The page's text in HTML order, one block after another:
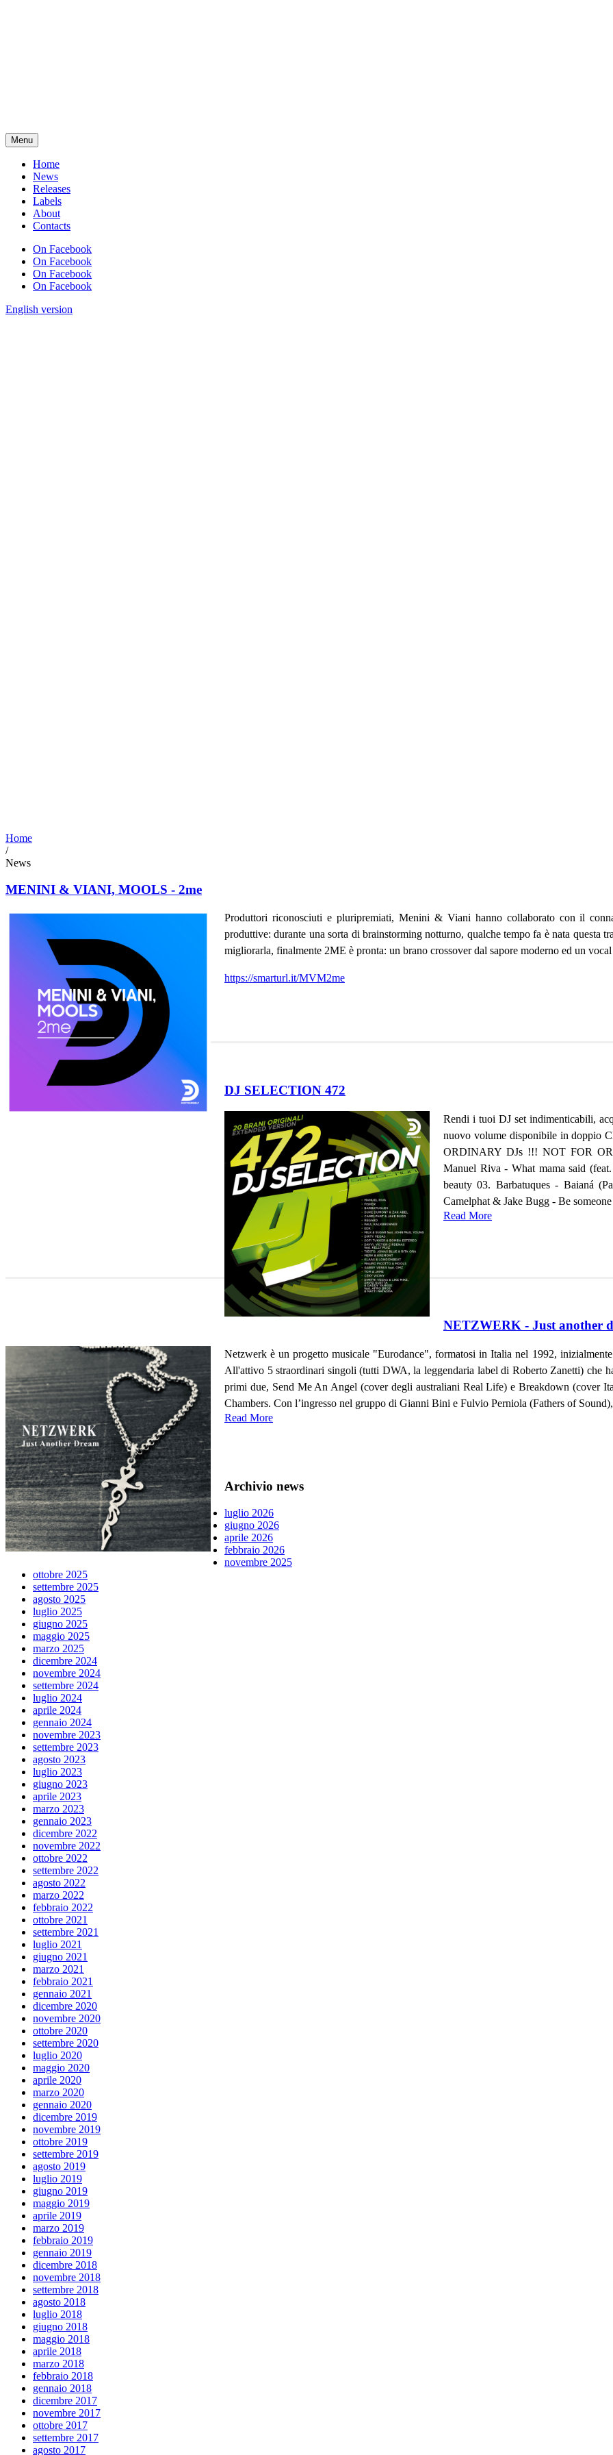
Menu
Home
News
Releases
Labels
About
Contacts
On Facebook
On Facebook
On Facebook
On Facebook
English version
Home
/
News
MENINI & VIANI, MOOLS - 2me
Produttori riconosciuti e pluripremiati, Menini & Viani hanno collaborato con il
produttive: durante una sorta di brainstorming notturno, qualche tempo fa è nata questa
migliorarla, finalmente 2ME è pronta: un brano crossover dal sapore moderno ed un
https://smarturl.it/MVM2me
DJ SELECTION 472
Rendi i tuoi DJ set indimenticabili,
nuovo volume disponibile in doppio
ORDINARY DJs !!! NOT FOR
Manuel Riva - What mama said
beauty 03. Barbatuques - Baianá
Camelphat & Jake Bugg - Be
Read More
NETZWERK - Just another
Netzwerk è un progetto musicale "Eurodance", formatosi in Italia nel 1992,
All'attivo 5 straordinari singoli (tutti DWA, la leggendaria label di Roberto Zanetti) che
primi due, Send Me An Angel (cover degli australiani Real Life) e Breakdown (cover
Chambers. Con l’ingresso nel gruppo di Gianni Bini e Fulvio Perniola (Fathers of
Read More
Archivio news
luglio 2026
giugno 2026
aprile 2026
febbraio 2026
novembre 2025
ottobre 2025
settembre 2025
agosto 2025
luglio 2025
giugno 2025
maggio 2025
marzo 2025
dicembre 2024
novembre 2024
settembre 2024
luglio 2024
aprile 2024
gennaio 2024
novembre 2023
settembre 2023
agosto 2023
luglio 2023
giugno 2023
aprile 2023
marzo 2023
gennaio 2023
dicembre 2022
novembre 2022
ottobre 2022
settembre 2022
agosto 2022
marzo 2022
febbraio 2022
ottobre 2021
settembre 2021
luglio 2021
giugno 2021
marzo 2021
febbraio 2021
gennaio 2021
dicembre 2020
novembre 2020
ottobre 2020
settembre 2020
luglio 2020
maggio 2020
aprile 2020
marzo 2020
gennaio 2020
dicembre 2019
novembre 2019
ottobre 2019
settembre 2019
agosto 2019
luglio 2019
giugno 2019
maggio 2019
aprile 2019
marzo 2019
febbraio 2019
gennaio 2019
dicembre 2018
novembre 2018
settembre 2018
agosto 2018
luglio 2018
giugno 2018
maggio 2018
aprile 2018
marzo 2018
febbraio 2018
gennaio 2018
dicembre 2017
novembre 2017
ottobre 2017
settembre 2017
agosto 2017